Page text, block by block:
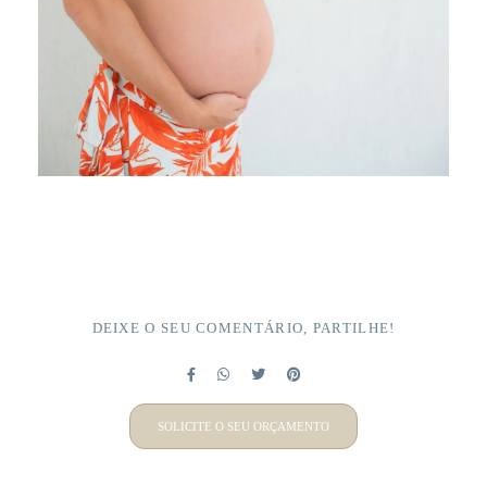
DEIXE O SEU COMENTÁRIO, PARTILHE!
SOLICITE O SEU ORÇAMENTO